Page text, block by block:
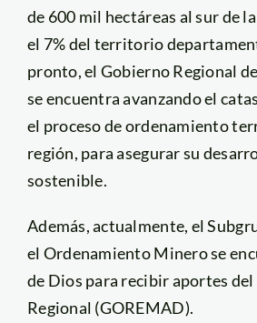
de 600 mil hectáreas al sur de
el 7% del territorio
pronto, el Gobierno Regional
se encuentra avanzando el
el proceso de ordenamiento
región, para asegurar su
sostenible.
Además, actualmente, el
el Ordenamiento Minero se
de Dios para recibir aportes
Regional (GOREMAD).